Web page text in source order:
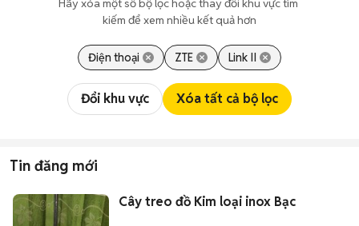
Hãy xóa một số bộ lọc hoặc thay đổi khu vực tìm
kiếm để xem nhiều kết quả hơn
Điện thoại ZTE Link II
Đổi khu vực Xóa tất cả bộ lọc
Tin đăng mới
Cây treo đồ Kim loại inox Bạc